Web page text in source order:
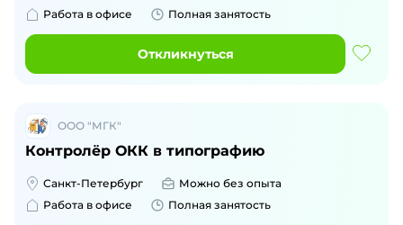
Работа в офисе Полная занятость
Откликнуться
ООО "МГК"
Контролёр ОКК в типографию
Санкт-Петербург
Можно без опыта
Работа в офисе
Полная занятость